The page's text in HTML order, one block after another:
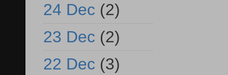
24 Dec (2)
23 Dec (2)
22 Dec (3)